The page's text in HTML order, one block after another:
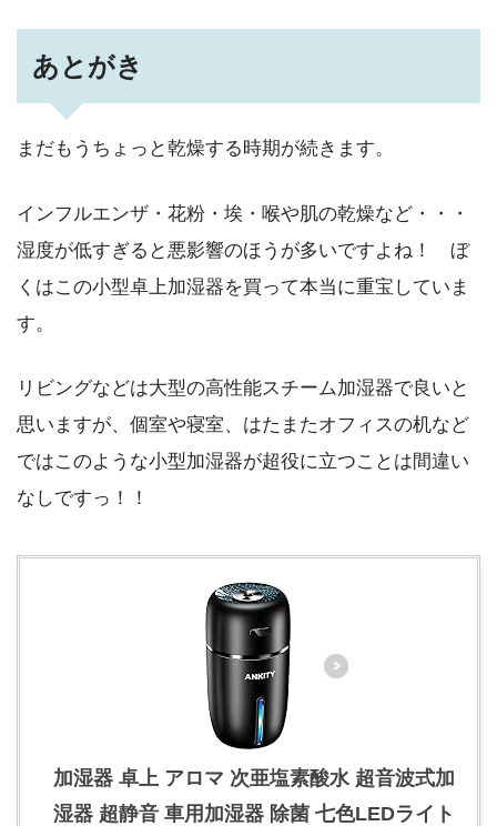
あとがき
まだもうちょっと乾燥する時期が続きます。
インフルエンザ・花粉・埃・喉や肌の乾燥など・・・
湿度が低すぎると悪影響のほうが多いですよね！ ぼ
くはこの小型卓上加湿器を買って本当に重宝していま
す。
リビングなどは大型の高性能スチーム加湿器で良いと
思いますが、個室や寝室、はたまたオフィスの机など
ではこのような小型加湿器が超役に立つことは間違い
なしですっ！！
加湿器 卓上 アロマ 次亜塩素酸水 超音波式加
湿器 超静音 車用加湿器 除菌 七色LEDライト